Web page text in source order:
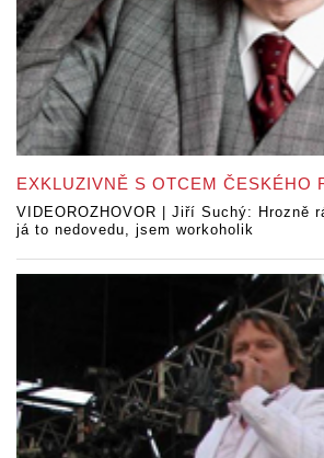
EXKLUZIVNĚ S OTCEM ČESKÉHO
VIDEOROZHOVOR | Jiří Suchý: Hrozně
já to nedovedu, jsem workoholik